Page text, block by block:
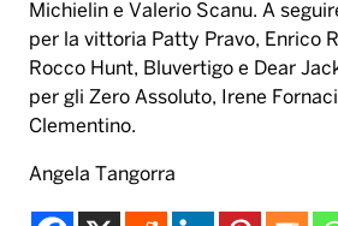
Michielin e Valerio Scanu. A
per la vittoria Patty Pravo, Enrico
Rocco Hunt, Bluvertigo e Dear
per gli Zero Assoluto, Irene
Clementino.
Angela Tangorra